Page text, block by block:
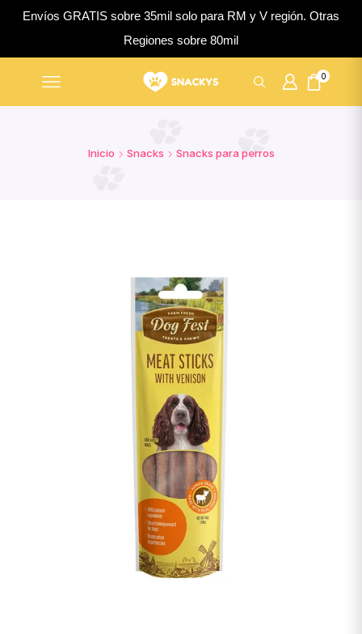
Envíos GRATIS sobre 35mil solo para RM y V región. Otras
Regiones sobre 80mil
0
Inicio Snacks Snacks para perros